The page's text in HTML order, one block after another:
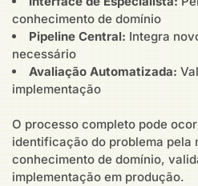
conhecimento de domínio
Pipeline Central: Integra
necessário
Avaliação Automatizada:
implementação
O processo completo pode
identificação do problema pela
conhecimento de domínio,
implementação em produção.